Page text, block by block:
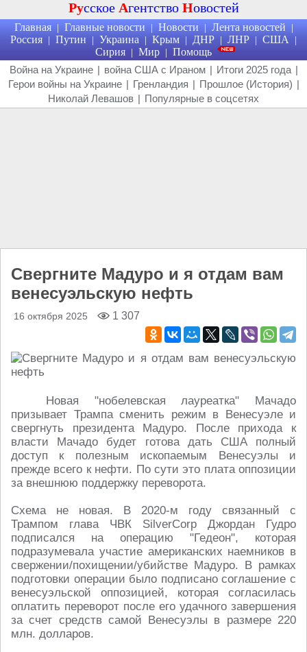
Русское Агентство Новостей
Главная | Главные новости | Новости | Лента новостей |
Россия | Путин | Украина | Крым | ДНР | ЛНР | США |
Сирия | Мир | Помощь
Война на Украине | война США с Ираном | Итоги 2025 года |
Герои войны на Украине | Гренландия | Прошлое (История) |
Николай Левашов | Популярные в соцсетях
Свергните Мадуро и я отдам вам
венесуэльскую нефть
16 октября 2025 1 307
Новая "нобелевская лауреатка" Мачадо
призывает Трампа сменить режим в Венесуэле и
свергнуть президента Мадуро. После прихода к
власти Мачадо будет готова дать США полный
доступ к полезным ископаемым Венесуэлы и
прежде всего к нефти. По сути это плата оппозиции
за внешнюю поддержку переворота.
Схема не новая. В 2020-м году связанный с
Трампом глава ЧВК SilverCorp Джордан Гудро
подписался на операцию "Гедеон", которая
подразумевала участие американских наемников в
свержении/похищении/убийстве Мадуро. В рамках
подготовки операции было подписано соглашение с
венесуэльской оппозицией, которая согласилась
оплатить переворот после его удачного завершения
за счет средств самой Венесуэлы в размере 220
млн. долларов.